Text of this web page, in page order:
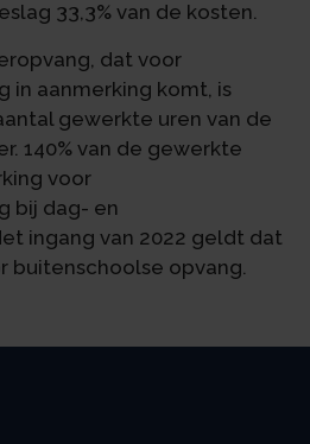
33,3% van de kosten.
dat voor
in aanmerking komt, is
gewerkte uren van de
140% van de gewerkte
voor
bij dag- en
ingang van 2022 geldt dat
buitenschoolse opvang.